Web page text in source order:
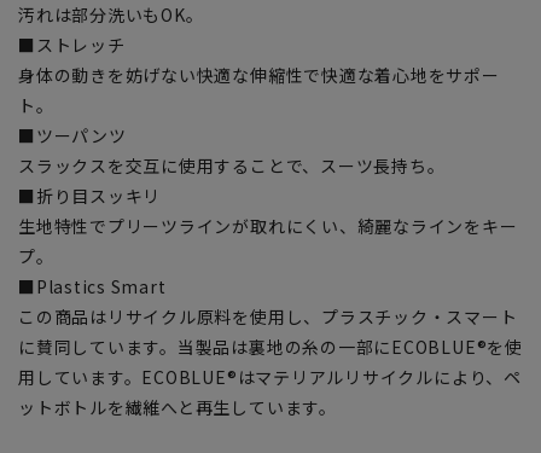
汚れは部分洗いもOK。
■ストレッチ
身体の動きを妨げない快適な伸縮性で快適な着心地をサポー
ト。
■ツーパンツ
スラックスを交互に使用することで、スーツ長持ち。
■折り目スッキリ
生地特性でプリーツラインが取れにくい、綺麗なラインをキー
プ。
■Plastics Smart
この商品はリサイクル原料を使用し、プラスチック・スマート
に賛同しています。当製品は裏地の糸の一部にECOBLUE®を使
用しています。ECOBLUE®はマテリアルリサイクルにより、ペ
ットボトルを繊維へと再生しています。